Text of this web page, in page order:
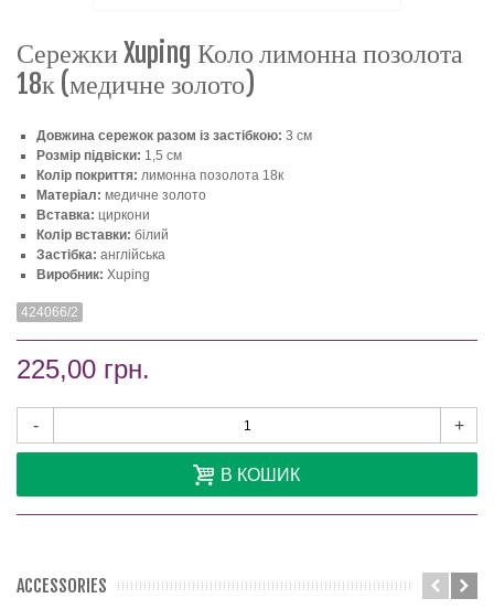
Сережки Xuping Коло лимонна позолота
18к (медичне золото)
Довжина сережок разом із застібкою: 3 см
Розмір підвіски: 1,5 см
Колір покриття: лимонна позолота 18к
Матеріал: медичне золото
Вставка: циркони
Колір вставки: білий
Застібка: англійська
Виробник: Xuping
424066/2
225,00 грн.
- +
В КОШИК
ACCESSORIES